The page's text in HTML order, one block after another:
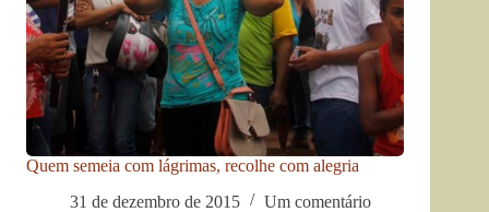
Quem semeia com lágrimas, recolhe com alegria
31 de dezembro de 2015
Um comentário